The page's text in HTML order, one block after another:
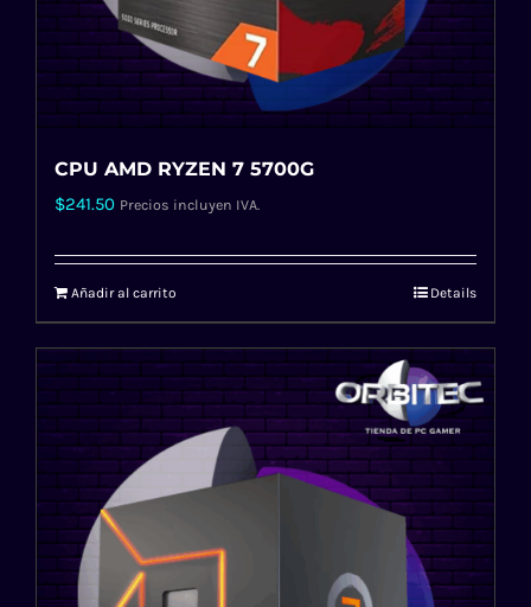
CPU AMD RYZEN 7 5700G
$241.50 Precios incluyen IVA.
Añadir al carrito Details